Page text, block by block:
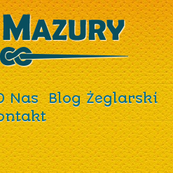
Nas
Blog Żeglarski